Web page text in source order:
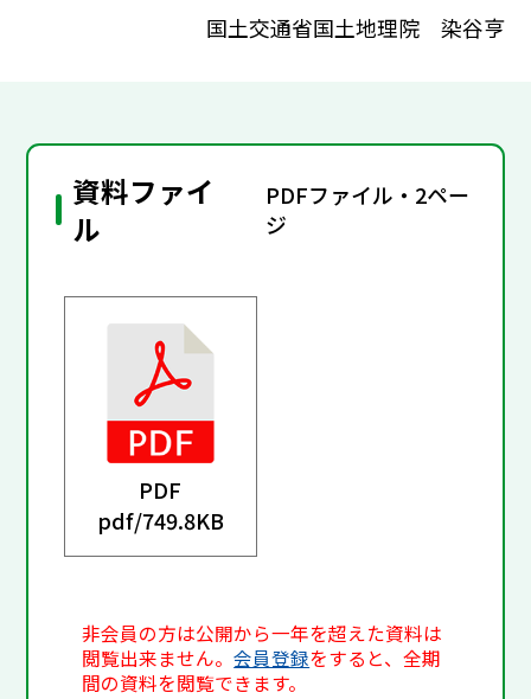
国土交通省国土地理院 染谷亨
資料ファイ
ル
PDFファイル・2ペー
ジ
PDF
pdf/749.8KB
非会員の方は公開から一年を超えた資料は
閲覧出来ません。会員登録をすると、全期
間の資料を閲覧できます。